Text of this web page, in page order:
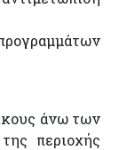
άνω των
περιοχής